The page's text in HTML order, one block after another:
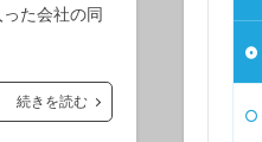
た会社の同
続きを読む